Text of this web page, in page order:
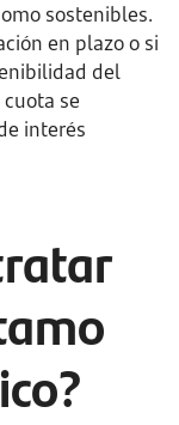
sostenibles.
en plazo o si
del
se
interés